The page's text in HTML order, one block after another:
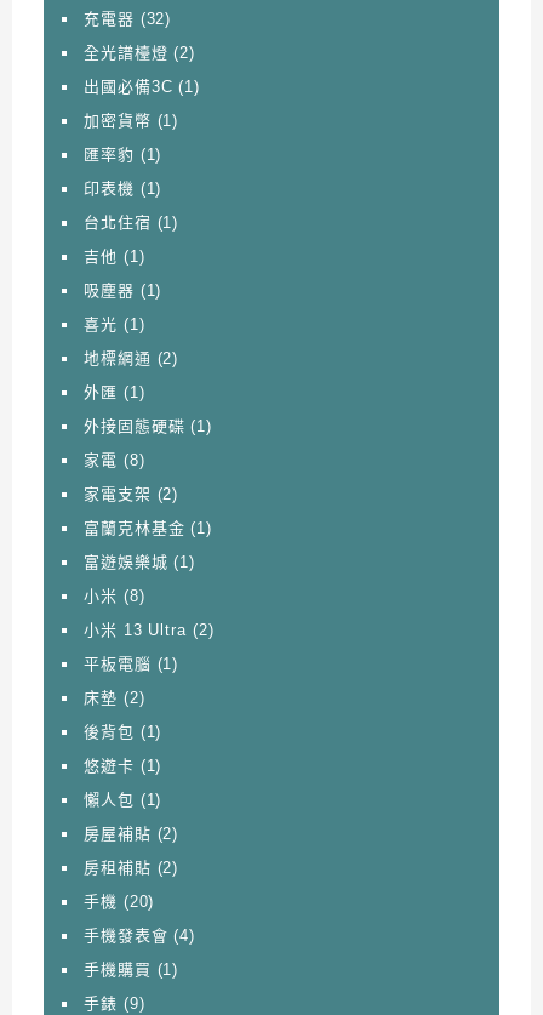
充電器 (32)
全光譜檯燈 (2)
出國必備3C (1)
加密貨幣 (1)
匯率豹 (1)
印表機 (1)
台北住宿 (1)
吉他 (1)
吸塵器 (1)
喜光 (1)
地標網通 (2)
外匯 (1)
外接固態硬碟 (1)
家電 (8)
家電支架 (2)
富蘭克林基金 (1)
富遊娛樂城 (1)
小米 (8)
小米 13 Ultra (2)
平板電腦 (1)
床墊 (2)
後背包 (1)
悠遊卡 (1)
懶人包 (1)
房屋補貼 (2)
房租補貼 (2)
手機 (20)
手機發表會 (4)
手機購買 (1)
手錶 (9)